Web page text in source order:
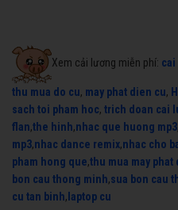
Xem cải lương miễn phí:
thu mua do cu, may phat dien cu,
sach toi pham hoc, trich doan cai
flan,the hinh,nhac que huong mp3
mp3,nhac dance remix,nhac cho
pham hong que,thu mua may phat
bon cau thong minh,sua bon cau
cu tan binh, laptop cu